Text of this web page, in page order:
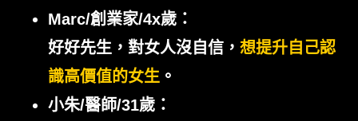
Marc/創業家/4x歲：
好好先生， 對女人沒自信， 想提升自己認
識高價值的女生 。
小朱/醫師/31歲：